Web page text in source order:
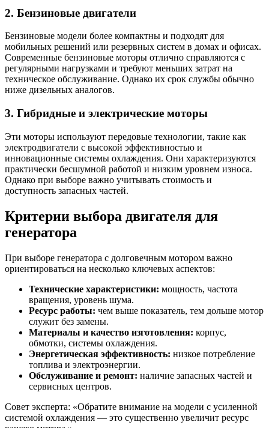
2. Бензиновые двигатели
Бензиновые модели более компактны и подходят для
мобильных решений или резервных систем в домах и офисах.
Современные бензиновые моторы отлично справляются с
регулярными нагрузками и требуют меньших затрат на
техническое обслуживание. Однако их срок службы обычно
ниже дизельных аналогов.
3. Гибридные и электрические моторы
Эти моторы используют передовые технологии, такие как
электродвигатели с высокой эффективностью и
инновационные системы охлаждения. Они характеризуются
практически бесшумной работой и низким уровнем износа.
Однако при выборе важно учитывать стоимость и
доступность запасных частей.
Критерии выбора двигателя для
генератора
При выборе генератора с долговечным мотором важно
ориентироваться на несколько ключевых аспектов:
Технические характеристики: мощность, частота
вращения, уровень шума.
Ресурс работы: чем выше показатель, тем дольше мотор
служит без замены.
Материалы и качество изготовления: корпус,
обмотки, системы охлаждения.
Энергетическая эффективность: низкое потребление
топлива и электроэнергии.
Обслуживание и ремонт: наличие запасных частей и
сервисных центров.
Совет эксперта: «Обратите внимание на модели с усиленной
системой охлаждения — это существенно увеличит ресурс